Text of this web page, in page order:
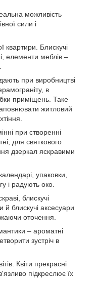
можливість
сили і
квартири. Блискучі
елементи меблів –
при виробництві
в
приміщень. Таке
житловий
при створенні
для святкового
дзеркал яскравими
упаковки,
і радують око.
блискучі
блискучі аксесуари
оточення.
– ароматні
зустріч в
Квіти прекрасні
підкреслює їх